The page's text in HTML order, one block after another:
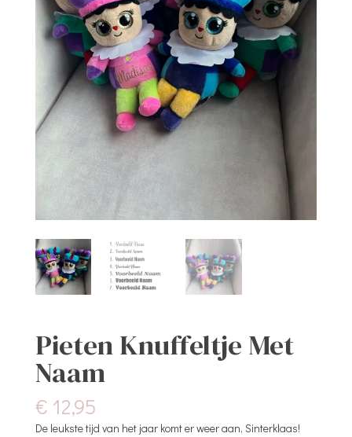
Pieten Knuffeltje Met
Naam
€ 12,95
De leukste tijd van het jaar komt er weer aan, Sinterklaas!